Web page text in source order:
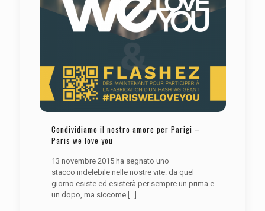
Condividiamo il nostro amore per Parigi –
Paris we love you
13 novembre 2015 ha segnato uno
stacco indelebile nelle nostre vite: da quel
giorno esiste ed esisterà per sempre un prima e
un dopo, ma siccome[…]